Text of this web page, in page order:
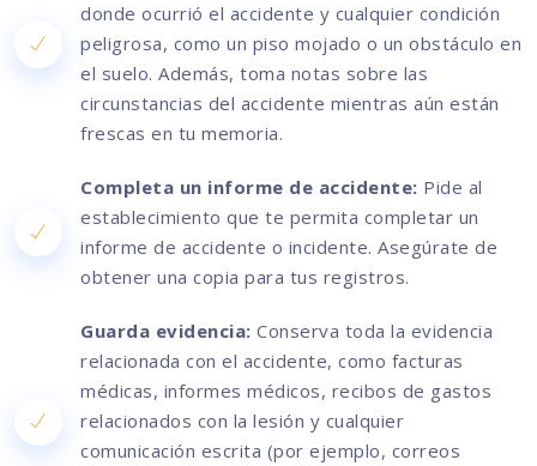
donde ocurrió el accidente y cualquier condición
peligrosa, como un piso mojado o un obstáculo en
el suelo. Además, toma notas sobre las
circunstancias del accidente mientras aún están
frescas en tu memoria.
Completa un informe de accidente: Pide al
establecimiento que te permita completar un
informe de accidente o incidente. Asegúrate de
obtener una copia para tus registros.
Guarda evidencia: Conserva toda la evidencia
relacionada con el accidente, como facturas
médicas, informes médicos, recibos de gastos
relacionados con la lesión y cualquier
comunicación escrita (por ejemplo, correos